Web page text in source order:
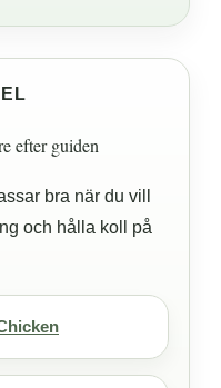
efter guiden
bra när du vill
och hålla koll på